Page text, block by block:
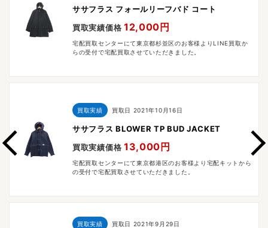
ササフラス フォールリーフバド コート
買取実績価格 12,000円
宅配買取センターにて東京都杉並区のお客様よりLINE買取か
らの受付で宅配買取させていただきました。
買取実績 買取日 2021年10月16日
ササフラス BLOWER TP BUD JACKET
買取実績価格 13,000円
宅配買取センターにて東京都港区のお客様より宅配キットから
の受付で宅配買取させていただきました。
買取実績 買取日 2021年9月29日